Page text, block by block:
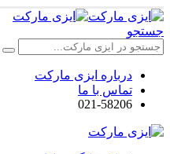
جستجو
درباره ایزی مارکت
تماس با ما
021-58206